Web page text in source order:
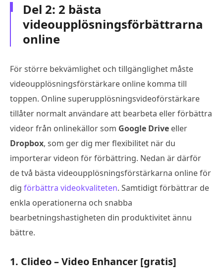
Del 2: 2 bästa
videoupplösningsförbättrarna
online
För större bekvämlighet och tillgänglighet måste
videoupplösningsförstärkare online komma till
toppen. Online superupplösningsvideoförstärkare
tillåter normalt användare att bearbeta eller förbättra
videor från onlinekällor som Google Drive eller
Dropbox, som ger dig mer flexibilitet när du
importerar videon för förbättring. Nedan är därför
de två bästa videoupplösningsförstärkarna online för
dig förbättra videokvaliteten. Samtidigt förbättrar de
enkla operationerna och snabba
bearbetningshastigheten din produktivitet ännu
bättre.
1. Clideo – Video Enhancer [gratis]